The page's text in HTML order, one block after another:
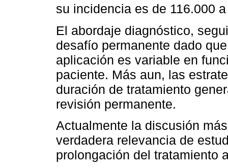
su incidencia es de 116.000
El abordaje diagnóstico,
desafío permanente dado
aplicación es variable en
paciente. Más aun, las
duración de tratamiento
revisión permanente.
Actualmente la discusión
verdadera relevancia de
prolongación del tratamiento